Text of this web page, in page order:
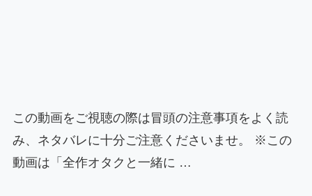
この動画をご視聴の際は冒頭の注意事項をよく読
み、ネタバレに十分ご注意くださいませ。 ※この
動画は「全作オタクと一緒に …